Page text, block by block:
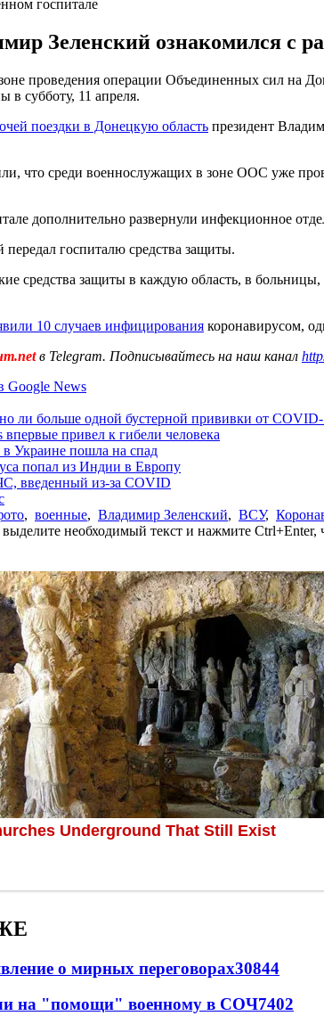
госпитале
Зеленский ознакомился с
проведения операции Объединенных сил на
в субботу, 11 апреля.
поездки в Донецкую область президент
что среди военнослужащих в зоне ООС уже
дополнительно развернули инфекционное
передал госпиталю средства защиты.
средства защиты в каждую область, в
10 случаев инфицирования коронавирусом,
в Telegram. Подписывайтесь на наш канал
Google News
ли больше одной бустерной прививки от
привел к гибели человека
Украине пошла на спад
попал из Индии в Европу
введенный из-за COVID
, военные, Владимир Зеленский, ВСУ,
необходимый текст и нажмите Ctrl+Enter,
о мирных переговорах30844
на "помощи" военному в СОЧ7402